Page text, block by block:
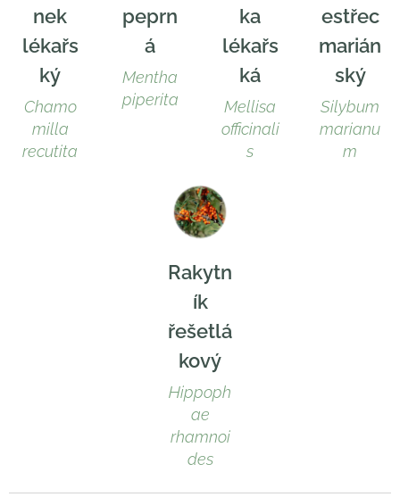
nek
lékařs
ký
Chamo
milla
recutita
peprn
á
Mentha
piperita
ka
lékařs
ká
Mellisa
officinali
s
estřec
marián
ský
Silybum
marianu
m
Rakytn
ík
řešetlá
kový
Hippoph
ae
rhamnoi
des